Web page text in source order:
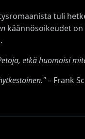
tuli
käännösoikeudet
.
etkä huomaisi
– Frank